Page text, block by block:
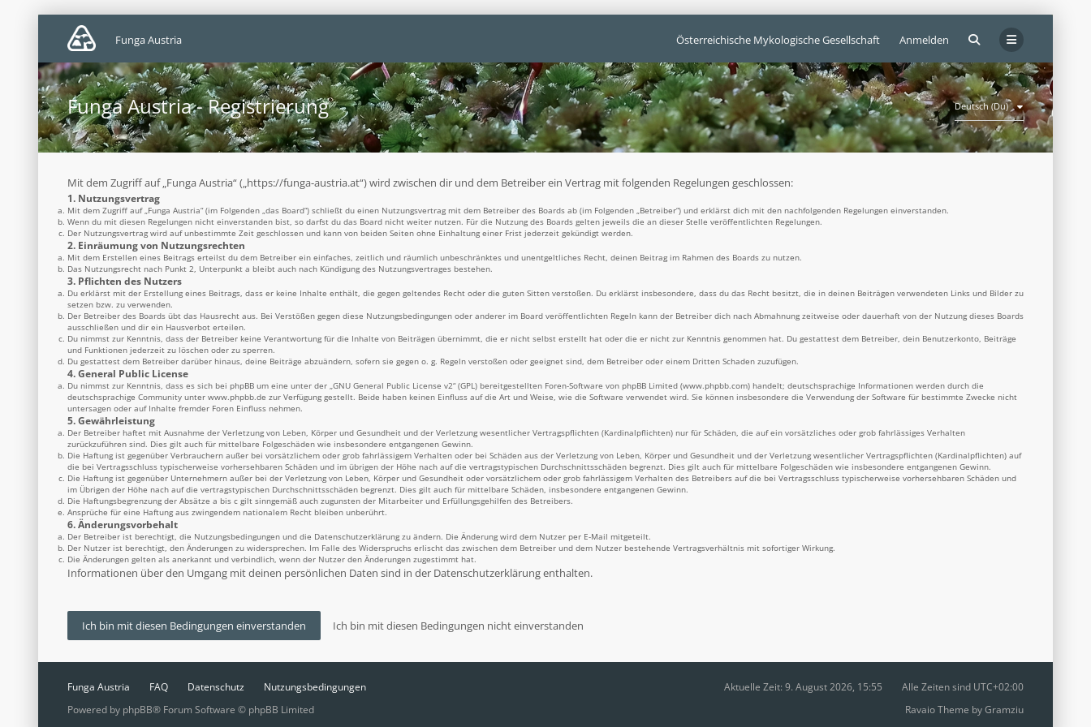
Österreichische Mykologische Gesellschaft Anmelden
Funga Austria
Funga Austria - Registrierung Deutsch (Du)
Mit dem Zugriff auf „Funga Austria“ („https://funga-austria.at“) wird zwischen dir und dem Betreiber ein Vertrag mit folgenden Regelungen geschlossen:
1. Nutzungsvertrag
Mit dem Zugriff auf „Funga Austria“ (im Folgenden „das Board“) schließt du einen Nutzungsvertrag mit dem Betreiber des Boards ab (im Folgenden „Betreiber“) und erklärst dich mit den nachfolgenden Regelungen einverstanden.
Wenn du mit diesen Regelungen nicht einverstanden bist, so darfst du das Board nicht weiter nutzen. Für die Nutzung des Boards gelten jeweils die an dieser Stelle veröffentlichten Regelungen.
Der Nutzungsvertrag wird auf unbestimmte Zeit geschlossen und kann von beiden Seiten ohne Einhaltung einer Frist jederzeit gekündigt werden.
2. Einräumung von Nutzungsrechten
Mit dem Erstellen eines Beitrags erteilst du dem Betreiber ein einfaches, zeitlich und räumlich unbeschränktes und unentgeltliches Recht, deinen Beitrag im Rahmen des Boards zu nutzen.
Das Nutzungsrecht nach Punkt 2, Unterpunkt a bleibt auch nach Kündigung des Nutzungsvertrages bestehen.
3. Pflichten des Nutzers
Du erklärst mit der Erstellung eines Beitrags, dass er keine Inhalte enthält, die gegen geltendes Recht oder die guten Sitten verstoßen. Du erklärst insbesondere, dass du das Recht besitzt, die in deinen Beiträgen verwendeten Links und Bilder zu
setzen bzw. zu verwenden.
Der Betreiber des Boards übt das Hausrecht aus. Bei Verstößen gegen diese Nutzungsbedingungen oder anderer im Board veröffentlichten Regeln kann der Betreiber dich nach Abmahnung zeitweise oder dauerhaft von der Nutzung dieses Boards
ausschließen und dir ein Hausverbot erteilen.
Du nimmst zur Kenntnis, dass der Betreiber keine Verantwortung für die Inhalte von Beiträgen übernimmt, die er nicht selbst erstellt hat oder die er nicht zur Kenntnis genommen hat. Du gestattest dem Betreiber, dein Benutzerkonto, Beiträge
und Funktionen jederzeit zu löschen oder zu sperren.
Du gestattest dem Betreiber darüber hinaus, deine Beiträge abzuändern, sofern sie gegen o. g. Regeln verstoßen oder geeignet sind, dem Betreiber oder einem Dritten Schaden zuzufügen.
4. General Public License
Du nimmst zur Kenntnis, dass es sich bei phpBB um eine unter der „GNU General Public License v2“ (GPL) bereitgestellten Foren-Software von phpBB Limited (www.phpbb.com) handelt; deutschsprachige Informationen werden durch die
deutschsprachige Community unter www.phpbb.de zur Verfügung gestellt. Beide haben keinen Einfluss auf die Art und Weise, wie die Software verwendet wird. Sie können insbesondere die Verwendung der Software für bestimmte Zwecke nicht
untersagen oder auf Inhalte fremder Foren Einfluss nehmen.
5. Gewährleistung
Der Betreiber haftet mit Ausnahme der Verletzung von Leben, Körper und Gesundheit und der Verletzung wesentlicher Vertragspflichten (Kardinalpflichten) nur für Schäden, die auf ein vorsätzliches oder grob fahrlässiges Verhalten
zurückzuführen sind. Dies gilt auch für mittelbare Folgeschäden wie insbesondere entgangenen Gewinn.
Die Haftung ist gegenüber Verbrauchern außer bei vorsätzlichem oder grob fahrlässigem Verhalten oder bei Schäden aus der Verletzung von Leben, Körper und Gesundheit und der Verletzung wesentlicher Vertragspflichten (Kardinalpflichten) auf
die bei Vertragsschluss typischerweise vorhersehbaren Schäden und im übrigen der Höhe nach auf die vertragstypischen Durchschnittsschäden begrenzt. Dies gilt auch für mittelbare Folgeschäden wie insbesondere entgangenen Gewinn.
Die Haftung ist gegenüber Unternehmern außer bei der Verletzung von Leben, Körper und Gesundheit oder vorsätzlichem oder grob fahrlässigem Verhalten des Betreibers auf die bei Vertragsschluss typischerweise vorhersehbaren Schäden und
im Übrigen der Höhe nach auf die vertragstypischen Durchschnittsschäden begrenzt. Dies gilt auch für mittelbare Schäden, insbesondere entgangenen Gewinn.
Die Haftungsbegrenzung der Absätze a bis c gilt sinngemäß auch zugunsten der Mitarbeiter und Erfüllungsgehilfen des Betreibers.
Ansprüche für eine Haftung aus zwingendem nationalem Recht bleiben unberührt.
6. Änderungsvorbehalt
Der Betreiber ist berechtigt, die Nutzungsbedingungen und die Datenschutzerklärung zu ändern. Die Änderung wird dem Nutzer per E-Mail mitgeteilt.
Der Nutzer ist berechtigt, den Änderungen zu widersprechen. Im Falle des Widerspruchs erlischt das zwischen dem Betreiber und dem Nutzer bestehende Vertragsverhältnis mit sofortiger Wirkung.
Die Änderungen gelten als anerkannt und verbindlich, wenn der Nutzer den Änderungen zugestimmt hat.
Informationen über den Umgang mit deinen persönlichen Daten sind in der Datenschutzerklärung enthalten.
Funga Austria FAQ Datenschutz Nutzungsbedingungen Alle Zeiten sind UTC+02:00
Aktuelle Zeit: 9. August 2026, 15:55
Powered by phpBB® Forum Software © phpBB Limited Ravaio Theme byGramziu